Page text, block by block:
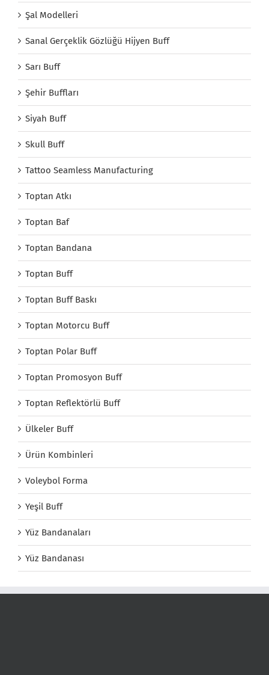
Şal Modelleri
Sanal Gerçeklik Gözlüğü Hijyen Buff
Sarı Buff
Şehir Buffları
Siyah Buff
Skull Buff
Tattoo Seamless Manufacturing
Toptan Atkı
Toptan Baf
Toptan Bandana
Toptan Buff
Toptan Buff Baskı
Toptan Motorcu Buff
Toptan Polar Buff
Toptan Promosyon Buff
Toptan Reflektörlü Buff
Ülkeler Buff
Ürün Kombinleri
Voleybol Forma
Yeşil Buff
Yüz Bandanaları
Yüz Bandanası